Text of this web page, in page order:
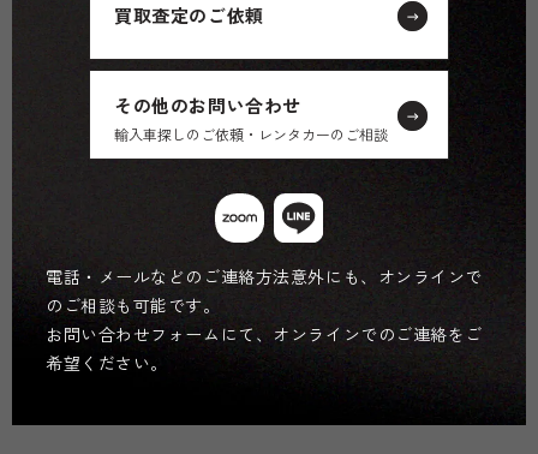
買取査定のご依頼
その他のお問い合わせ
輸入車探しのご依頼・レンタカーのご相談
電話・メールなどのご連絡方法意外にも、オンラインで
のご相談も可能です。
お問い合わせフォームにて、オンラインでのご連絡をご
希望ください。